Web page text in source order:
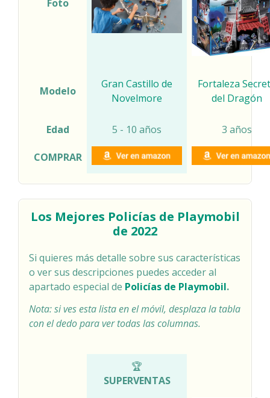
Foto
Modelo
Gran Castillo de
Novelmore
Fortaleza
del Dragón
Edad 5 - 10 años 3 años
COMPRAR
Los Mejores Policías de Playmobil
de 2022
Si quieres más detalle sobre sus características
o ver sus descripciones puedes acceder al
apartado especial de Policías de Playmobil.
Nota: si ves esta lista en el móvil, desplaza la tabla
con el dedo para ver todas las columnas.
🏆
SUPERVENTAS